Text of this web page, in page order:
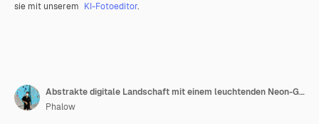
sie mit unserem KI-Fotoeditor.
Abstrakte digitale Landschaft mit einem leuchtenden Neon-Gitter und dynamischen Lichtern
Phalow